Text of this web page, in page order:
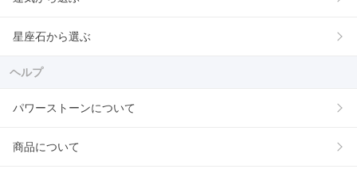
星座石から選ぶ
ヘルプ
パワーストーンについて
商品について